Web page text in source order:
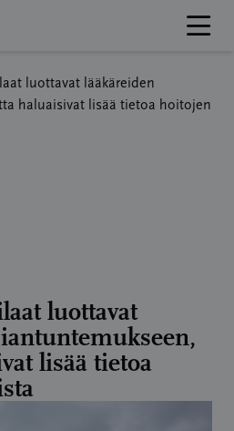
luottavat lääkäreiden
haluaisivat lisää tietoa hoitojen
luottavat
lisää tietoa